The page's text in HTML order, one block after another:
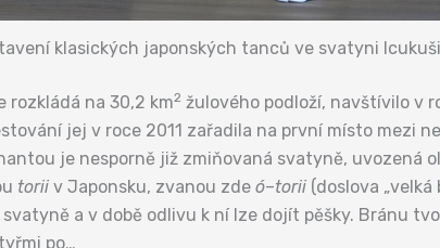
klasických japonských tanců ve svatyni
rozkládá na 30,2 km2 žulového podloží, navštívilo v
jej v roce 2011 zařadila na první místo mezi
je nesporně již zmiňovaná svatyně, uvozená
torii v Japonsku, zvanou zde ó–torii (doslova
a v době odlivu k ní lze dojít pěšky. Bránu
po…